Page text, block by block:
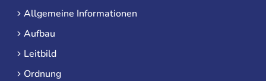
Allgemeine Informationen
Aufbau
Leitbild
Ordnung